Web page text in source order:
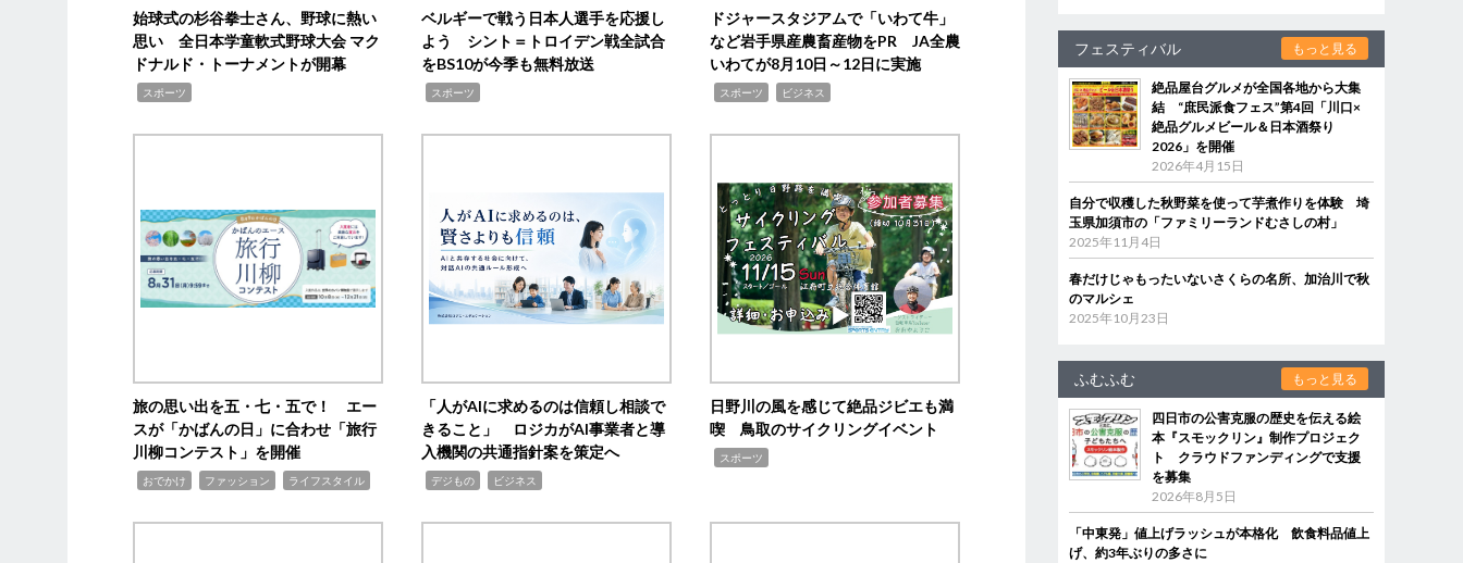
始球式の杉谷拳士さん、野球に熱い
思い 全日本学童軟式野球大会 マク
ドナルド・トーナメントが開幕
スポーツ
ベルギーで戦う日本人選手を応援し
よう シント＝トロイデン戦全試合
をBS10が今季も無料放送
スポーツ
ドジャースタジアムで「いわて牛」
など岩手県産農畜産物をPR JA全農
いわてが8月10日～12日に実施
スポーツ ビジネス
旅の思い出を五・七・五で！ エー
スが「かばんの日」に合わせ「旅行
川柳コンテスト」を開催
おでかけ ファッション ライフスタイル
「人がAIに求めるのは信頼し相談で
きること」 ロジカがAI事業者と導
入機関の共通指針案を策定へ
デジもの ビジネス
日野川の風を感じて絶品ジビエも満
喫 鳥取のサイクリングイベント
スポーツ
フェスティバル もっと見る
絶品屋台グルメが全国各地から大集
結 “庶民派食フェス”第4回「川口×
絶品グルメビール＆日本酒祭り
2026」を開催
2026年4月15日
自分で収穫した秋野菜を使って芋煮作りを体験 埼
玉県加須市の「ファミリーランドむさしの村」
2025年11月4日
春だけじゃもったいないさくらの名所、加治川で秋
のマルシェ
2025年10月23日
ふむふむ もっと見る
四日市の公害克服の歴史を伝える絵
本『スモックリン』制作プロジェク
ト クラウドファンディングで支援
を募集
2026年8月5日
「中東発」値上げラッシュが本格化 飲食料品値上
げ、約3年ぶりの多さに